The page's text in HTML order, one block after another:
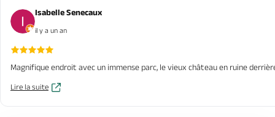
Isabelle Senecaux
il y a un an
Magnifique endroit avec un immense parc, le vieux château en ruine
Lire la suite